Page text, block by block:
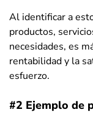
Al identificar a
productos,
necesidades, es
rentabilidad y la
esfuerzo.
#2 Ejemplo de